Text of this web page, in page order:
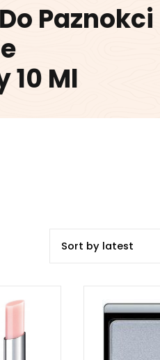
Paznokci
10 Ml